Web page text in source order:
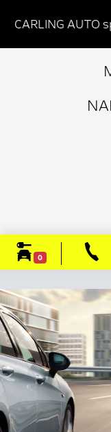
CARLING AUTO
0